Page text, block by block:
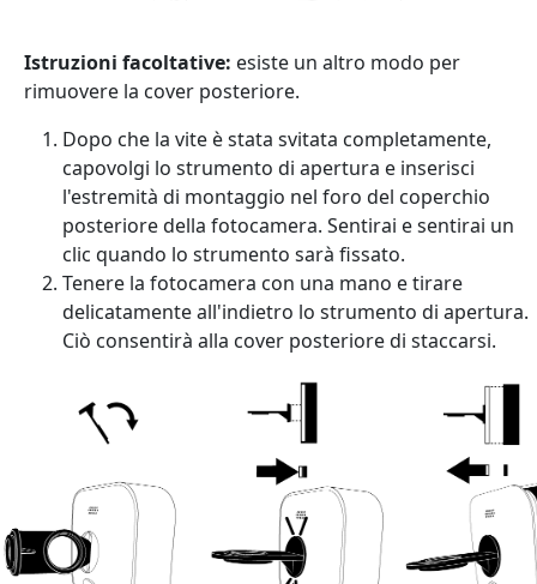
Istruzioni facoltative: esiste un altro modo per
rimuovere la cover posteriore.
Dopo che la vite è stata svitata completamente,
capovolgi lo strumento di apertura e inserisci
l'estremità di montaggio nel foro del coperchio
posteriore della fotocamera. Sentirai e sentirai un
clic quando lo strumento sarà fissato.
Tenere la fotocamera con una mano e tirare
delicatamente all'indietro lo strumento di apertura.
Ciò consentirà alla cover posteriore di staccarsi.